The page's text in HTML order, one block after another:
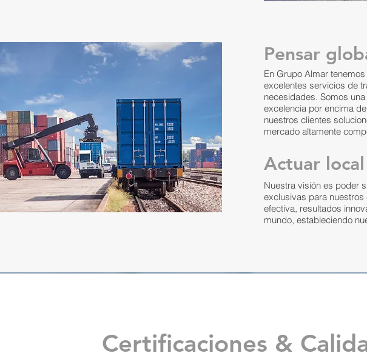
Pensar
En Grupo Almar
excelentes servicios de
necesidades. Somos
excelencia por encima
nuestros clientes
mercado altamente
Actuar local
Nuestra visión es poder
exclusivas para
efectiva, resultados
mundo, estableciendo
Certificaciones &